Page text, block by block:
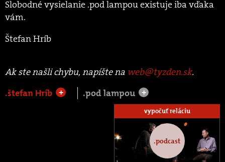
Slobodné vysielanie .pod lampou existuje iba vďaka
vám.
Štefan Hríb
Ak ste našli chybu, napíšte na web@tyzden.sk.
.štefan Hríb
+ .pod lampou +
vypočuť reláciu
.podcast